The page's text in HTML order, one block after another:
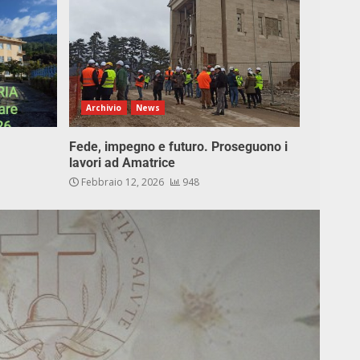
Archivio News
Fede, impegno e futuro. Proseguono i
lavori ad Amatrice
Febbraio 12, 2026 948